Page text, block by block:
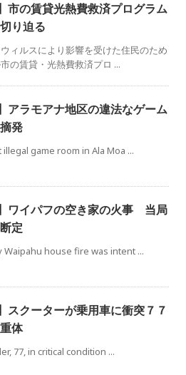
市の賃貸光熱費救済プログラム
り迫る
ィルスにより影響を受けた住民のため
の賃貸・光熱費救済プロ ...
アラモアナ地区の違法なゲーム
発
game room in Ala Moa ...
ワイパフの空き家の火事 当局
定
Waipahu house fire was intent ...
スクーターが乗用車に衝突７７
体
77, in critical condition ...